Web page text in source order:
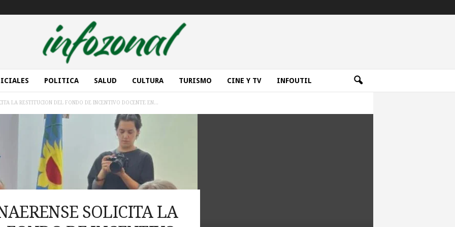
POLITICA SALUD CULTURA TURISMO CINE Y TV INFOUTIL
LA RESTITUCION DEL FONDO DE INCENTIVO DOCENTE EN...
SOLICITA LA